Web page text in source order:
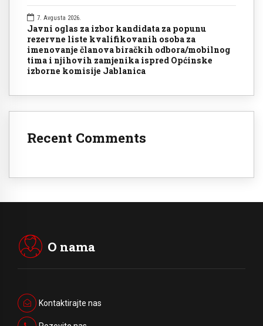
7. Avgusta 2026.
Javni oglas za izbor kandidata za popunu
rezervne liste kvalifikovanih osoba za
imenovanje članova biračkih odbora/mobilnog
tima i njihovih zamjenika ispred Općinske
izborne komisije Jablanica
Recent Comments
O nama
Kontaktirajte nas